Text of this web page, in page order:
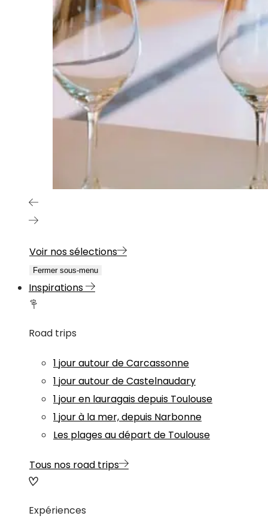
Voir nos sélections
Fermer sous-menu
Inspirations
Road trips
1 jour autour de Carcassonne
1 jour autour de Castelnaudary
1 jour en lauragais depuis Toulouse
1 jour à la mer, depuis Narbonne
Les plages au départ de Toulouse
Tous nos road trips
Expériences